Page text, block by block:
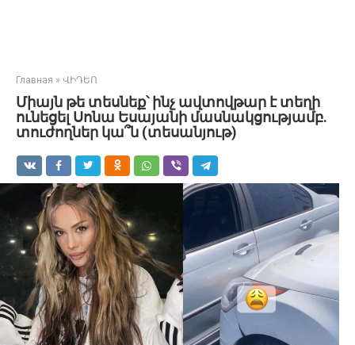
Главная » ՎԻԴԵՈ
Միայն թե տեսնեք՝ ինչ ավտովթար է տեղի
ունեցել Սոնա Եսայանի մասնակցությամբ.
տուժողներ կա՞ն (տեսանյութ)